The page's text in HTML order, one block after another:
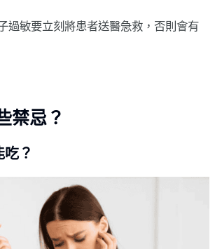
過敏要立刻將患者送醫急救，否則會有
禁忌？
？